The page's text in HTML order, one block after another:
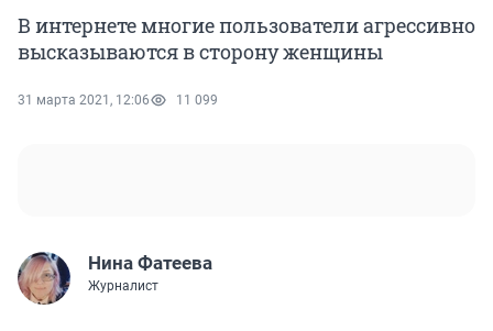
В интернете многие пользователи агрессивно
высказываются в сторону женщины
31 марта 2021, 12:06 11 099
Нина Фатеева
Журналист